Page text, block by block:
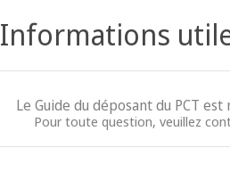
Informations
Le Guide du déposant du PCT
Pour toute question, veuillez